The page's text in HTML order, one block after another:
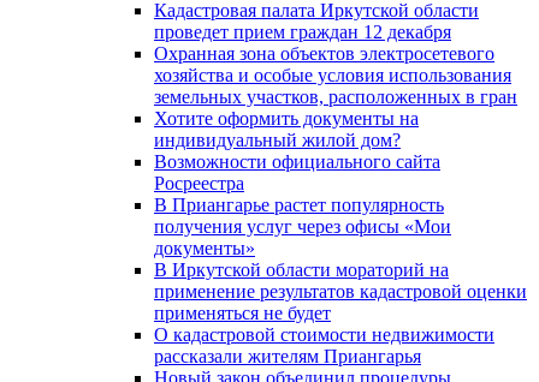
Кадастровая палата Иркутской области
проведет прием граждан 12 декабря
Охранная зона объектов электросетевого
хозяйства и особые условия использования
земельных участков, расположенных в гран
Хотите оформить документы на
индивидуальный жилой дом?
Возможности официального сайта
Росреестра
В Приангарье растет популярность
получения услуг через офисы «Мои
документы»
В Иркутской области мораторий на
применение результатов кадастровой оценки
применяться не будет
О кадастровой стоимости недвижимости
рассказали жителям Приангарья
Новый закон объединил процедуры